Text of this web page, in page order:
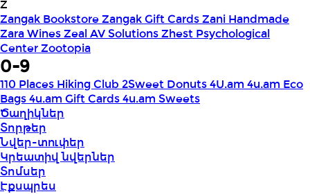
Z
Zangak BookstoreZangak Gift CardsZani Handmade
Zara WinesZeal AV SolutionsZhest Psychological
CenterZootopia
0-9
110 Places Hiking Club 2Sweet Donuts4U.am 4u.am Eco
Bags4u.am Gift Cards4u.am Sweets
Ծաղիկներ
Տորթեր
Նվեր-տուփեր
Կրեատիվ նվերներ
Տոմսեր
Էքսպրես